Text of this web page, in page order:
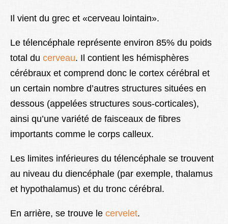
Il vient du grec et «cerveau lointain».
Le télencéphale représente environ 85% du poids
total du cerveau. Il contient les hémisphères
cérébraux et comprend donc le cortex cérébral et
un certain nombre d’autres structures situées en
dessous (appelées structures sous-corticales),
ainsi qu’une variété de faisceaux de fibres
importants comme le corps calleux.
Les limites inférieures du télencéphale se trouvent
au niveau du diencéphale (par exemple, thalamus
et hypothalamus) et du tronc cérébral.
En arrière, se trouve le cervelet.